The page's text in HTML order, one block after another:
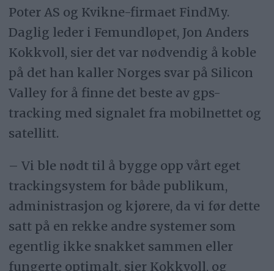
Poter AS og Kvikne-firmaet FindMy.
Daglig leder i Femundløpet, Jon Anders
Kokkvoll, sier det var nødvendig å koble
på det han kaller Norges svar på Silicon
Valley for å finne det beste av gps-
tracking med signalet fra mobilnettet og
satellitt.
– Vi ble nødt til å bygge opp vårt eget
trackingsystem for både publikum,
administrasjon og kjørere, da vi før dette
satt på en rekke andre systemer som
egentlig ikke snakket sammen eller
fungerte optimalt, sier Kokkvoll, og